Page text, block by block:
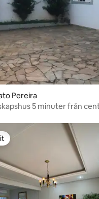
Pereira
5 minuter från